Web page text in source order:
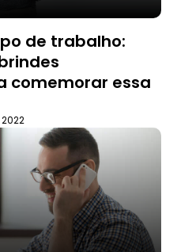
de trabalho:
comemorar essa